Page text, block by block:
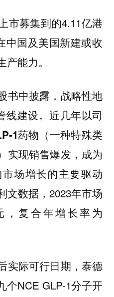
市募集到的4.11亿港
中国及美国新建或收
能力。
书中披露，战略性地
线建设。近几年以司
1药物 （一种特殊类
实现销售爆发， 成为
场增长的主要驱动
文数据，2023年市场
，复合年增长率为
实际可行日期，泰德
个NCE GLP-1分子开